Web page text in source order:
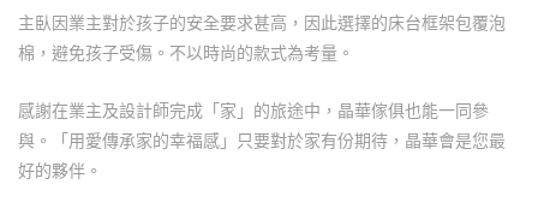
主臥因業主對於孩子的安全要求甚高，因此選擇的床台框架包覆泡
棉，避免孩子受傷。不以時尚的款式為考量。
感謝在業主及設計師完成「家」的旅途中，晶華傢俱也能一同參
與。「用愛傳承家的幸福感」只要對於家有份期待，晶華會是您最
好的夥伴。